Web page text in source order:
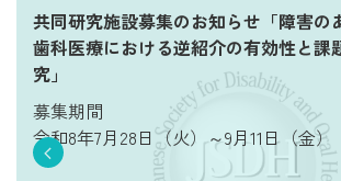
共同研究施設募集のお知らせ「障害の
歯科医療における逆紹介の有効性と課
究」
募集期間
令和8年7月28日（火）～9月11日（金）